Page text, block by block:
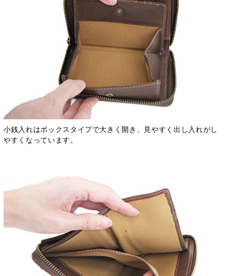
小銭入れはボックスタイプで大きく開き、見やすく出し入れがし
やすくなっています。